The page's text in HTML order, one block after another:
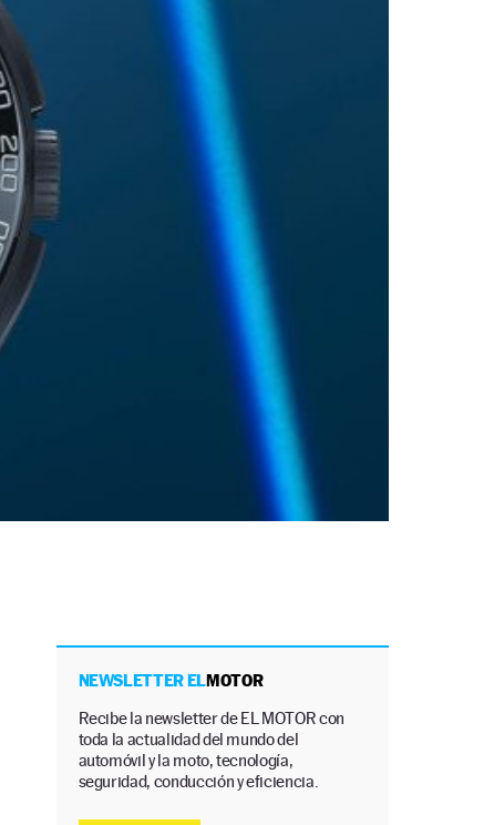
NEWSLETTER ELMOTOR
Recibe la newsletter de EL MOTOR con
toda la actualidad del mundo del
automóvil y la moto, tecnología,
seguridad, conducción y eficiencia.